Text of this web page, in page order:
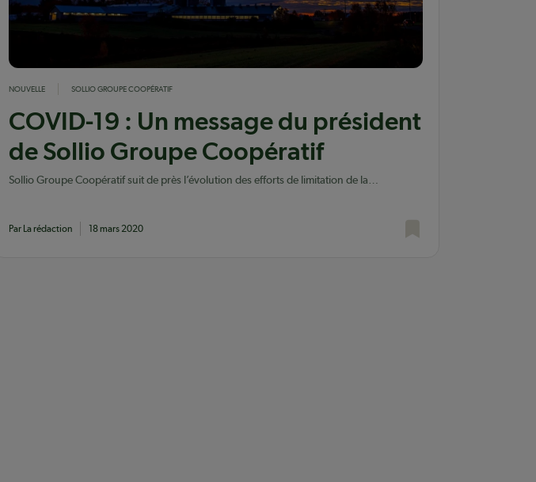
NOUVELLE SOLLIO GROUPE COOPÉRATIF
COVID-19 : Un message du président
de Sollio Groupe Coopératif
Sollio Groupe Coopératif suit de près l’évolution des efforts de limitation de la
Par La rédaction 18 mars 2020